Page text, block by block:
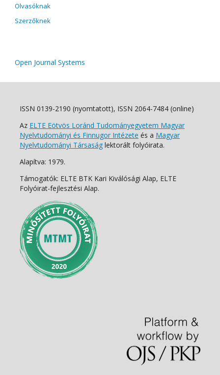
Olvasóknak
Szerzőknek
Open Journal Systems
ISSN 0139-2190 (nyomtatott), ISSN 2064-7484 (online)
Az ELTE Eötvös Loránd Tudományegyetem Magyar
Nyelvtudományi és Finnugor Intézete és a Magyar
Nyelvtudományi Társaság lektorált folyóirata.
Alapítva: 1979.
Támogatók: ELTE BTK Kari Kiválósági Alap, ELTE
Folyóirat-fejlesztési Alap.